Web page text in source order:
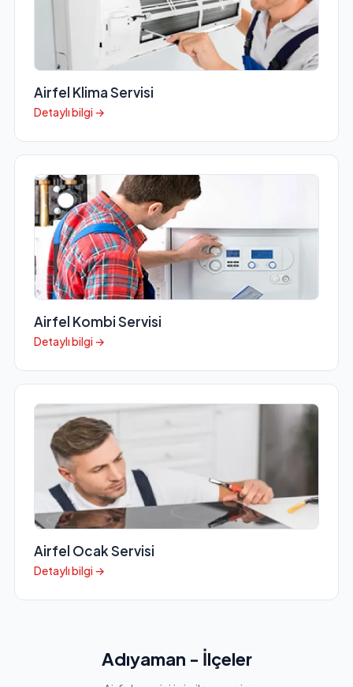
Airfel Klima Servisi
Detaylı bilgi →
Airfel Kombi Servisi
Detaylı bilgi →
Airfel Ocak Servisi
Detaylı bilgi →
Adıyaman - İlçeler